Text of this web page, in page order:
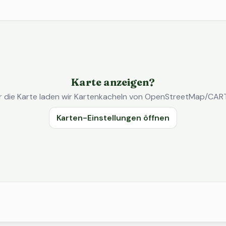
Karte anzeigen?
die Karte laden wir Kartenkacheln von OpenStreetMap/
Karten-Einstellungen öffnen